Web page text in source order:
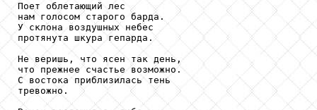
Поет облетающий лес
нам голосом старого барда.
У склона воздушных небес
протянута шкура гепарда.
Не веришь, что ясен так день,
что прежнее счастье возможно.
С востока приблизилась тень
тревожно.